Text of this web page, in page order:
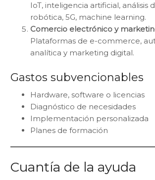
IoT, inteligencia artificial, análisis
robótica, 5G, machine learning.
Comercio electrónico y
Plataformas de e-commerce,
analítica y marketing digital.
Gastos subvencionables
Hardware, software o licencias
Diagnóstico de necesidades
Implementación personalizada
Planes de formación
Cuantía de la ayuda